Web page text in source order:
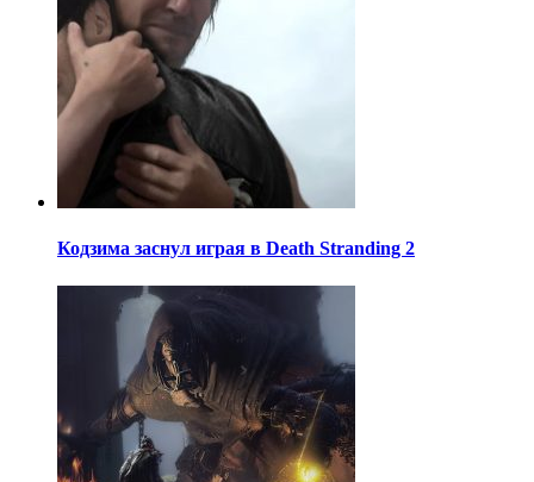
Кодзима заснул играя в Death Stranding 2